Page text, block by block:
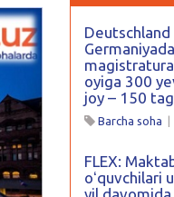
Deutschland
oyiga 300
joy – 150
Barcha soha
FLEX:
oʻquvchilari